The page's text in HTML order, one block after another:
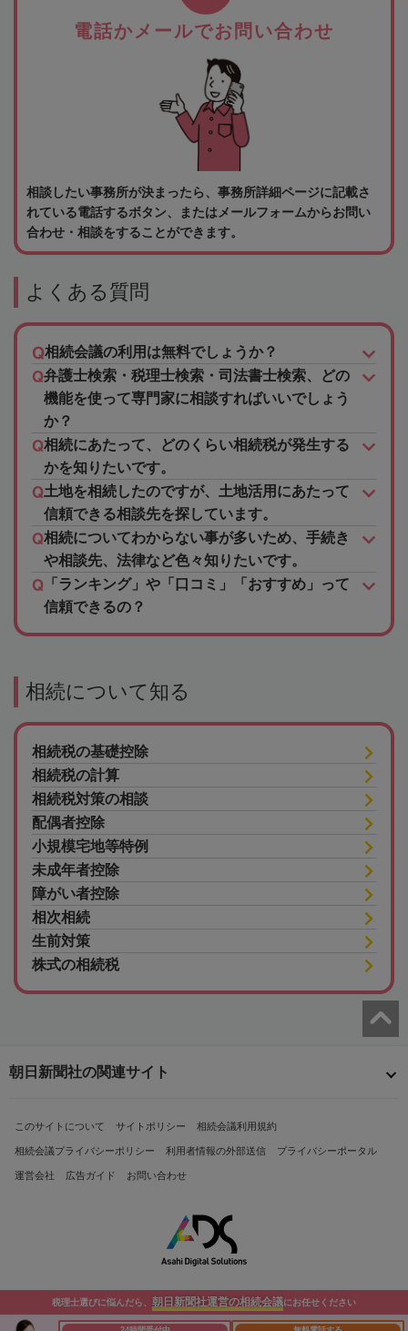
電話かメールでお問い合わせ
相談したい事務所が決まったら、事務所詳細ページに記載さ
れている電話するボタン、またはメールフォームからお問い
合わせ・相談をすることができます。
よくある質問
相続会議の利用は無料でしょうか？
弁護士検索・税理士検索・司法書士検索、どの
機能を使って専門家に相談すればいいでしょう
か？
相続にあたって、どのくらい相続税が発生する
かを知りたいです。
土地を相続したのですが、土地活用にあたって
信頼できる相談先を探しています。
相続についてわからない事が多いため、手続き
や相談先、法律など色々知りたいです。
「ランキング」や「口コミ」「おすすめ」って
信頼できるの？
相続について知る
相続税の基礎控除
相続税の計算
相続税対策の相談
配偶者控除
小規模宅地等特例
未成年者控除
障がい者控除
相次相続
生前対策
株式の相続税
税理士選びに悩んだら、 朝日新聞社運営の相続会議にお任せください
朝日新聞社の関連サイト
このサイトについて サイトポリシー 相続会議利用規約
相続会議プライバシーポリシー 利用者情報の外部送信 プライバシーポータル
運営会社 広告ガイド お問い合わせ
Copyright© The Asahi Shimbun Company. All Rights Reserved.